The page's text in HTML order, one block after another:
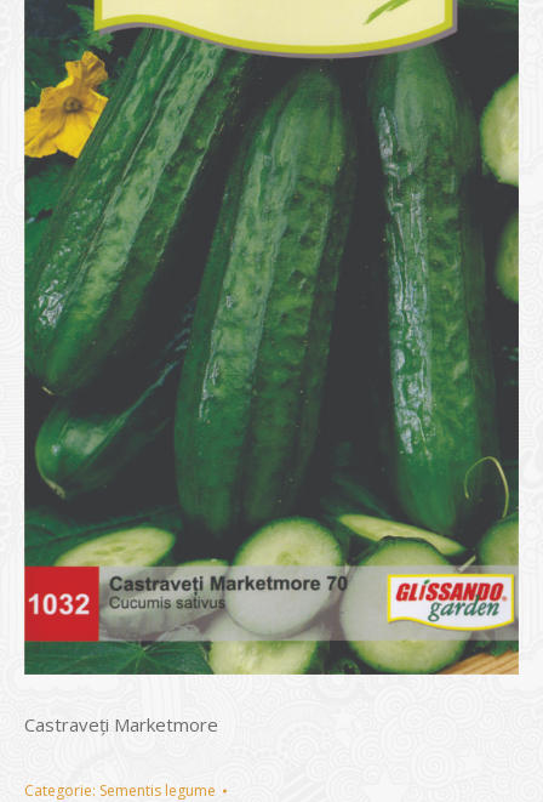
Castraveţi Marketmore
Categorie: Sementis legume